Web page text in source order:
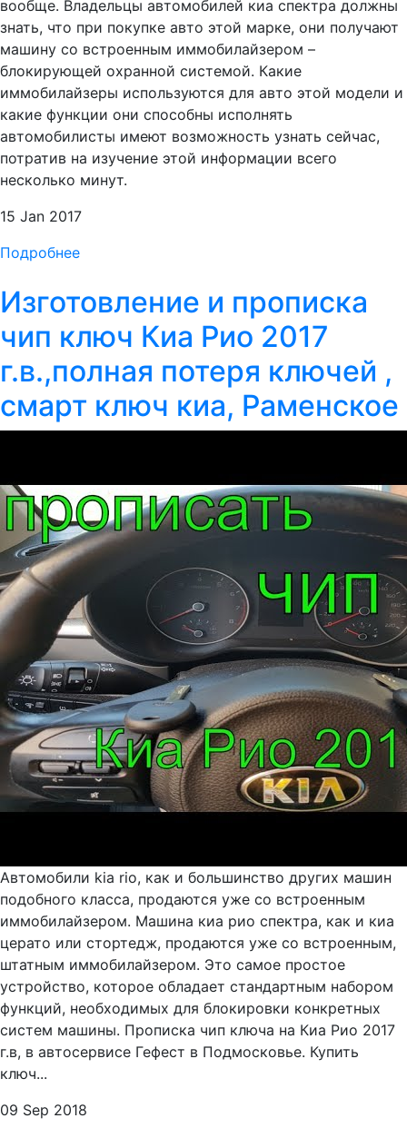
вообще. Владельцы автомобилей киа спектра должны
знать, что при покупке авто этой марке, они получают
машину со встроенным иммобилайзером –
блокирующей охранной системой. Какие
иммобилайзеры используются для авто этой модели и
какие функции они способны исполнять
автомобилисты имеют возможность узнать сейчас,
потратив на изучение этой информации всего
несколько минут.
15 Jan 2017
Подробнее
Изготовление и прописка
чип ключ Киа Рио 2017
г.в.,полная потеря ключей ,
смарт ключ киа, Раменское
Автомобили kia rio, как и большинство других машин
подобного класса, продаются уже со встроенным
иммобилайзером. Машина киа рио спектра, как и киа
церато или стортедж, продаются уже со встроенным,
штатным иммобилайзером. Это самое простое
устройство, которое обладает стандартным набором
функций, необходимых для блокировки конкретных
систем машины. Прописка чип ключа на Киа Рио 2017
г.в, в автосервисе Гефест в Подмосковье. Купить
ключ...
09 Sep 2018